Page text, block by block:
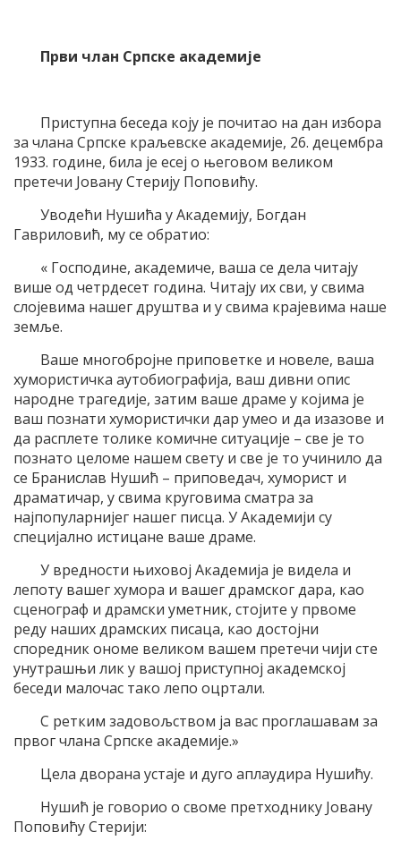
Први члан Српске академије
Приступна беседа коју је почитао на дан избора
за члана Српске краљевске академије, 26. децембра
1933. године, била је есеј о његовом великом
претечи Јовану Стерију Поповићу.
Уводећи Нушића у Академију, Богдан
Гавриловић, му се обратио:
« Господине, академиче, ваша се дела читају
више од четрдесет година. Читају их сви, у свима
слојевима нашег друштва и у свима крајевима наше
земље.
Ваше многобројне приповетке и новеле, ваша
хумористичка аутобиографија, ваш дивни опис
народне трагедије, затим ваше драме у којима је
ваш познати хумористички дар умео и да изазове и
да расплете толике комичне ситуације – све је то
познато целоме нашем свету и све је то учинило да
се Бранислав Нушић – приповедач, хуморист и
драматичар, у свима круговима сматра за
најпопуларнијег нашег писца. У Академији су
специјално истицане ваше драме.
У вредности њиховој Академија је видела и
лепоту вашег хумора и вашег драмског дара, као
сценограф и драмски уметник, стојите у првоме
реду наших драмских писаца, као достојни
споредник ономе великом вашем претечи чији сте
унутрашњи лик у вашој приступној академској
беседи малочас тако лепо оцртали.
С ретким задовољством ја вас проглашавам за
првог члана Српске академије.»
Цела дворана устаје и дуго аплаудира Нушићу.
Нушић је говорио о своме претходнику Јовану
Поповићу Стерији: